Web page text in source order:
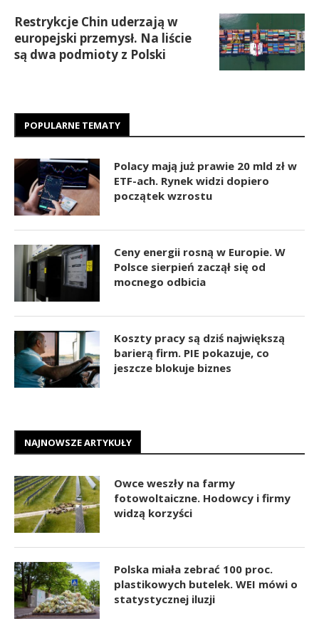
Restrykcje Chin uderzają w
europejski przemysł. Na liście
są dwa podmioty z Polski
POPULARNE TEMATY
Polacy mają już prawie 20 mld zł w
ETF-ach. Rynek widzi dopiero
początek wzrostu
Ceny energii rosną w Europie. W
Polsce sierpień zaczął się od
mocnego odbicia
Koszty pracy są dziś największą
barierą firm. PIE pokazuje, co
jeszcze blokuje biznes
NAJNOWSZE ARTYKUŁY
Owce weszły na farmy
fotowoltaiczne. Hodowcy i firmy
widzą korzyści
Polska miała zebrać 100 proc.
plastikowych butelek. WEI mówi o
statystycznej iluzji